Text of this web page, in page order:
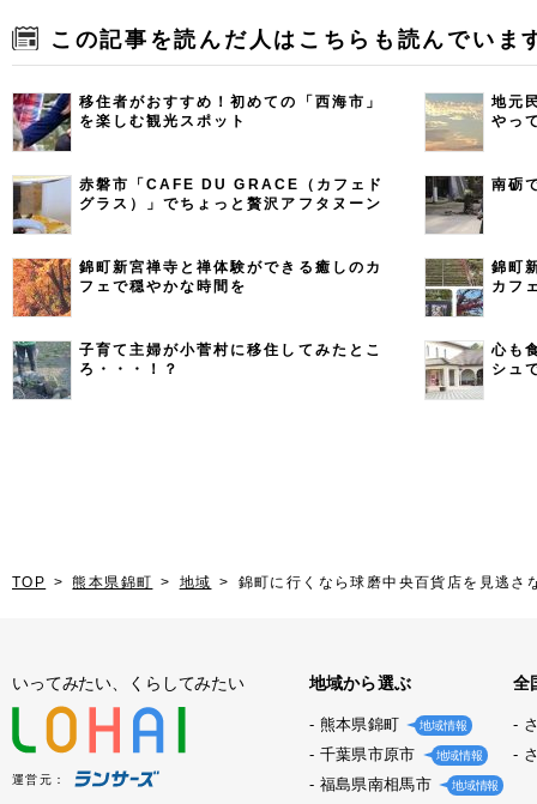
この記事を読んだ人はこちらも読んでいま
移住者がおすすめ！初めての「西海市」
を楽しむ観光スポット
地元
やっ
赤磐市「CAFE DU GRACE（カフェド
グラス）」でちょっと贅沢アフタヌーン
南砺
錦町新宮禅寺と禅体験ができる癒しのカ
フェで穏やかな時間を
錦町
カフ
子育て主婦が小菅村に移住してみたとこ
ろ・・・！？
心も
シュ
TOP 熊本県錦町 地域 錦町に行くなら球磨中央百貨店を見逃さ
いってみたい、くらしてみたい
運営元：
地域から選ぶ
熊本県錦町 地域情報
千葉県市原市 地域情報
福島県南相馬市 地域情報
全